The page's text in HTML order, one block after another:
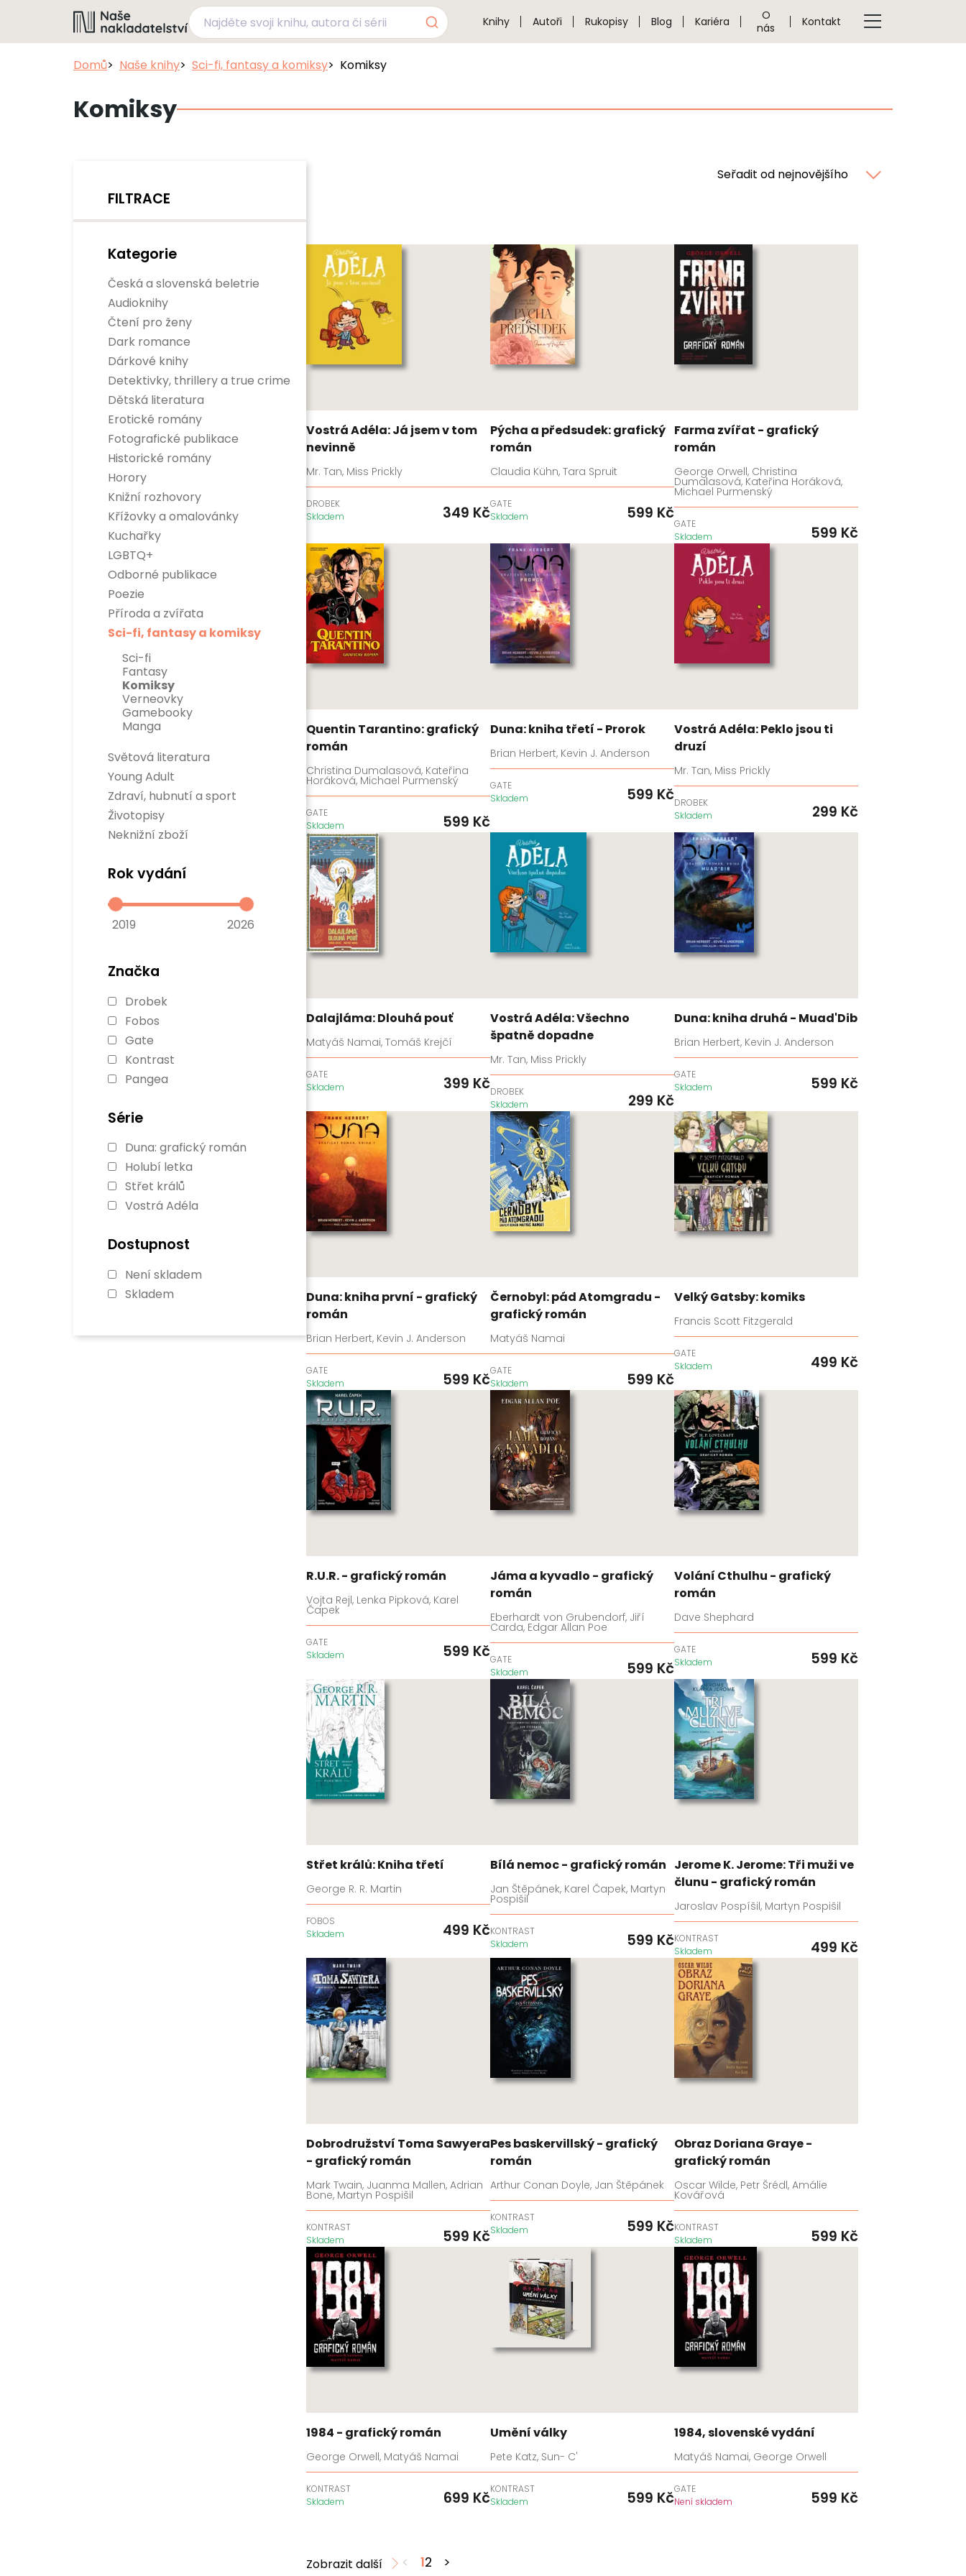
Knihy Autoři Rukopisy Blog Kariéra
O
nás
Kontakt
Domů Naše knihy Sci-fi, fantasy a komiksy Komiksy
Komiksy
FILTRACE
Kategorie
Česká a slovenská beletrie
Audioknihy
Čtení pro ženy
Dark romance
Dárkové knihy
Detektivky, thrillery a true crime
Detektivky
True crime
Thrillery
Dětská literatura
Dětská naučná
Dětská beletrie
Erotické romány
Fotografické publikace
Historické romány
Horory
Knižní rozhovory
Křížovky a omalovánky
Kuchařky
LGBTQ+
Odborné publikace
Esoterika a duchovní svět
Dítě, rodina a vztahy
Encyklopedie
Hobby
Osobnosti
Rozvoj osobnosti
Business a management
Populárně naučné
Historie
Poezie
Příroda a zvířata
Sci-fi, fantasy a komiksy
Sci-fi
Fantasy
Komiksy
Verneovky
Gamebooky
Manga
Světová literatura
Divadelní hry
Světová beletrie
Young Adult
Zdraví, hubnutí a sport
Sport
Zdraví a hubnutí
Životopisy
Neknižní zboží
Rok vydání
2019 2026
Značka
Drobek
Fobos
Gate
Kontrast
Pangea
Série
Duna: grafický román
Holubí letka
Střet králů
Vostrá Adéla
Dostupnost
Není skladem
Skladem
Seřadit od nejnovějšího
Vostrá Adéla: Já jsem v tom
nevinně
Mr. Tan, Miss Prickly
DROBEK
Skladem
349 Kč
Pýcha a předsudek: grafický
román
Claudia Kühn, Tara Spruit
GATE
Skladem
599 Kč
Farma zvířat - grafický
román
George Orwell, Christina
Dumalasová, Kateřina Horáková,
Michael Purmenský
GATE
Skladem
599 Kč
Quentin Tarantino: grafický
román
Christina Dumalasová, Kateřina
Horáková, Michael Purmenský
GATE
Skladem
599 Kč
Duna: kniha třetí - Prorok
Brian Herbert, Kevin J. Anderson
GATE
Skladem
599 Kč
Vostrá Adéla: Peklo jsou ti
druzí
Mr. Tan, Miss Prickly
DROBEK
Skladem
299 Kč
Dalajláma: Dlouhá pouť
Matyáš Namai, Tomáš Krejčí
GATE
Skladem
399 Kč
Vostrá Adéla: Všechno
špatně dopadne
Mr. Tan, Miss Prickly
DROBEK
Skladem
299 Kč
Duna: kniha druhá - Muad'Dib
Brian Herbert, Kevin J. Anderson
GATE
Skladem
599 Kč
Duna: kniha první - grafický
román
Brian Herbert, Kevin J. Anderson
GATE
Skladem
599 Kč
Černobyl: pád Atomgradu -
grafický román
Matyáš Namai
GATE
Skladem
599 Kč
Velký Gatsby: komiks
Francis Scott Fitzgerald
GATE
Skladem
499 Kč
R.U.R. - grafický román
Vojta Rejl, Lenka Pipková, Karel
Čapek
GATE
Skladem
599 Kč
Jáma a kyvadlo - grafický
román
Eberhardt von Grubendorf, Jiří
Carda, Edgar Allan Poe
GATE
Skladem
599 Kč
Volání Cthulhu - grafický
román
Dave Shephard
GATE
Skladem
599 Kč
Střet králů: Kniha třetí
George R. R. Martin
FOBOS
Skladem
499 Kč
Bílá nemoc - grafický román
Jan Štěpánek, Karel Čapek, Martyn
Pospišil
KONTRAST
Skladem
599 Kč
Jerome K. Jerome: Tři muži ve
člunu - grafický román
Jaroslav Pospíšil, Martyn Pospišil
KONTRAST
Skladem
499 Kč
Dobrodružství Toma Sawyera
- grafický román
Mark Twain, Juanma Mallen, Adrian
Bone, Martyn Pospišil
KONTRAST
Skladem
599 Kč
Pes baskervillský - grafický
román
Arthur Conan Doyle, Jan Štěpánek
KONTRAST
Skladem
599 Kč
Obraz Doriana Graye -
grafický román
Oscar Wilde, Petr Šrédl, Amálie
Kovářová
KONTRAST
Skladem
599 Kč
1984 - grafický román
George Orwell, Matyáš Namai
KONTRAST
Skladem
699 Kč
Umění války
Pete Katz, Sun- C'
KONTRAST
Skladem
599 Kč
1984, slovenské vydání
Matyáš Namai, George Orwell
GATE
Není skladem
599 Kč
Zobrazit další < 12 >